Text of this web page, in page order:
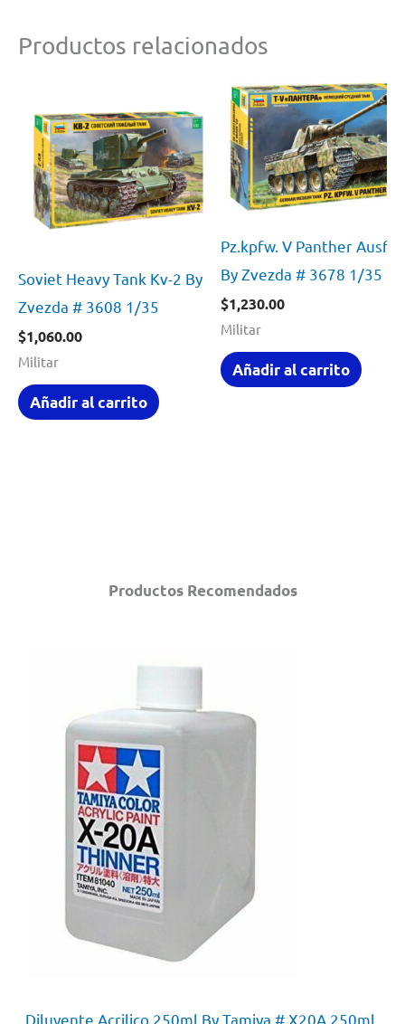
Productos Recomendados
Diluyente Acrilico 250ml By Tamiya # X20A 250ml
Productos relacionados
Soviet Heavy Tank Kv-2 By
Zvezda # 3608 1/35
$1,060.00
Militar
Añadir al carrito
Pz.kpfw. V Panther Ausf.
By Zvezda # 3678 1/35
$1,230.00
Militar
Añadir al carrito